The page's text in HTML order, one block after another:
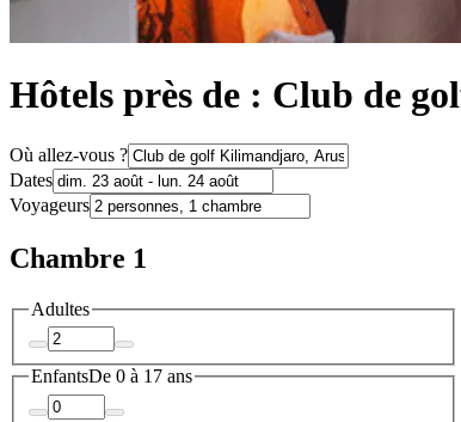
Hôtels près de : Club de
Où allez-vous ?
Dates
Voyageurs
Chambre 1
Adultes
EnfantsDe 0 à 17 ans